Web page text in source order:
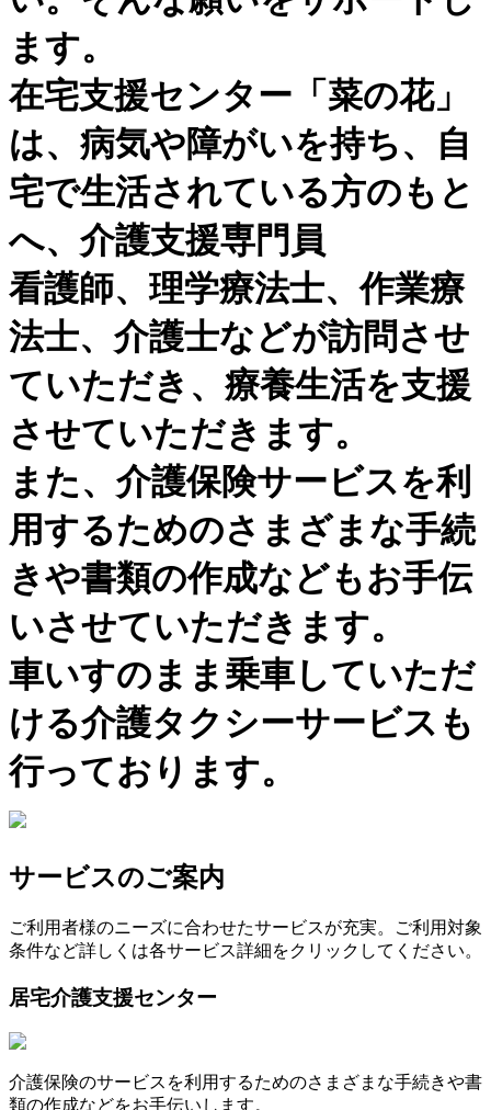
ます。
在宅支援センター「菜の花」
は、病気や障がいを持ち、自
宅で生活されている方のもと
へ、介護支援専門員
看護師、理学療法士、作業療
法士、介護士などが訪問させ
ていただき、療養生活を支援
させていただきます。
また、介護保険サービスを利
用するためのさまざまな手続
きや書類の作成などもお手伝
いさせていただきます。
車いすのまま乗車していただ
ける介護タクシーサービスも
行っております。
サービスのご案内
ご利用者様のニーズに合わせたサービスが充実。ご利用対象
条件など詳しくは各サービス詳細をクリックしてください。
居宅介護支援センター
介護保険のサービスを利用するためのさまざまな手続きや書
類の作成などをお手伝いします。